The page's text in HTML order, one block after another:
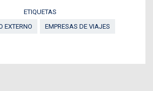
ETIQUETAS
EXTERNO
EMPRESAS DE VIAJES